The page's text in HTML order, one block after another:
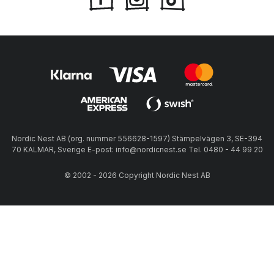
Nordic Nest AB (org. nummer 556628-1597) Stämpelvägen 3, SE-394
70 KALMAR, Sverige E-post: info@nordicnest.se Tel. 0480 - 44 99 20
© 2002 - 2026 Copyright Nordic Nest AB